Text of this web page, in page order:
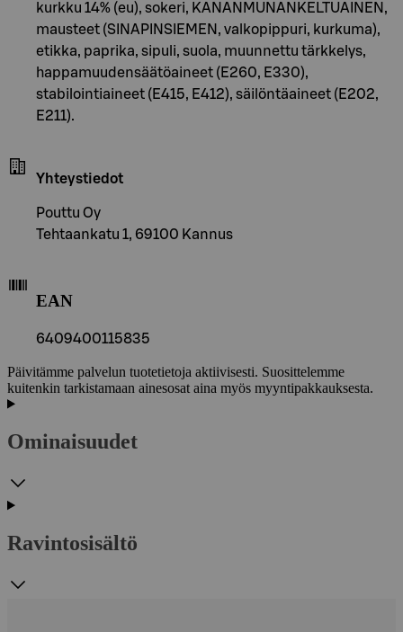
kurkku 14% (eu), sokeri, KANANMUNANKELTUAINEN,
mausteet (SINAPINSIEMEN, valkopippuri, kurkuma),
etikka, paprika, sipuli, suola, muunnettu tärkkelys,
happamuudensäätöaineet (E260, E330),
stabilointiaineet (E415, E412), säilöntäaineet (E202,
E211).
Yhteystiedot
Pouttu Oy
Tehtaankatu 1, 69100 Kannus
EAN
6409400115835
Päivitämme palvelun tuotetietoja aktiivisesti. Suosittelemme
kuitenkin tarkistamaan ainesosat aina myös myyntipakkauksesta.
Ominaisuudet
Ravintosisältö